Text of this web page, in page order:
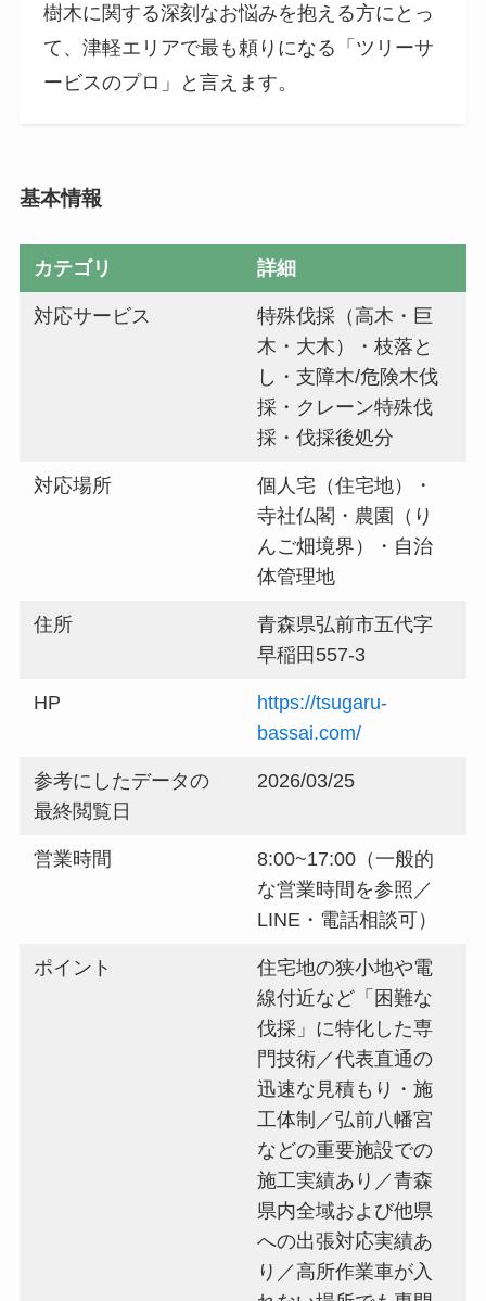
樹木に関する深刻なお悩みを抱える方にとっ
て、津軽エリアで最も頼りになる「ツリーサ
ービスのプロ」と言えます。
基本情報
カテゴリ 詳細
対応サービス
特殊伐採（高木・巨
木・大木）・枝落と
し・支障木/危険木伐
採・クレーン特殊伐
採・伐採後処分
対応場所
個人宅（住宅地）・
寺社仏閣・農園（り
んご畑境界）・自治
体管理地
住所
青森県弘前市五代字
早稲田557-3
HP
https://tsugaru-
bassai.com/
参考にしたデータの
最終閲覧日
2026/03/25
営業時間
8:00~17:00（一般的
な営業時間を参照／
LINE・電話相談可）
ポイント
住宅地の狭小地や電
線付近など「困難な
伐採」に特化した専
門技術／代表直通の
迅速な見積もり・施
工体制／弘前八幡宮
などの重要施設での
施工実績あり／青森
県内全域および他県
への出張対応実績あ
り／高所作業車が入